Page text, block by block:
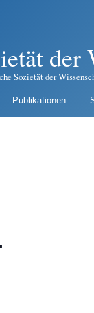
der
Sozietät der
Publikationen